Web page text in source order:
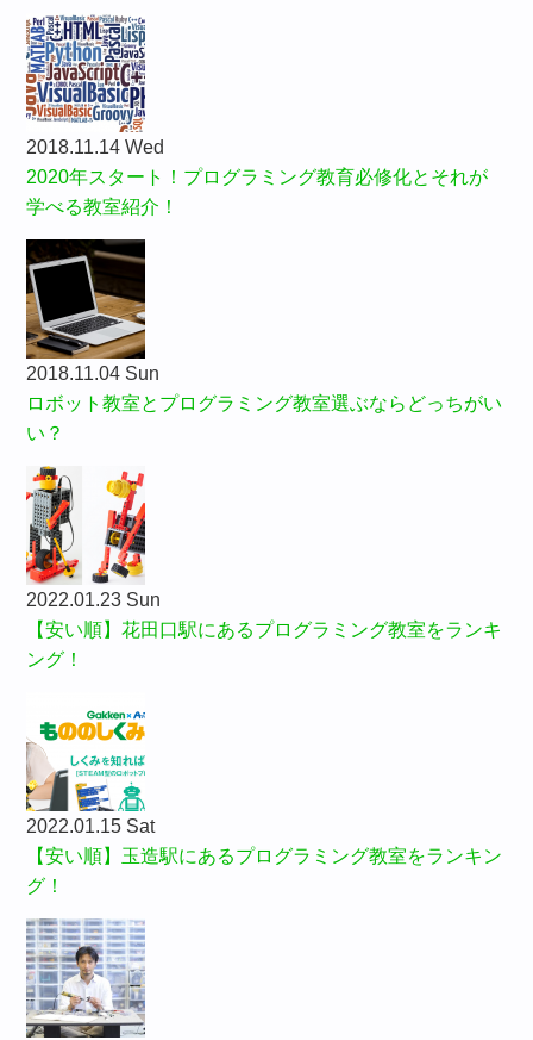
2018.11.14 Wed
2020年スタート！プログラミング教育必修化とそれが
学べる教室紹介！
2018.11.04 Sun
ロボット教室とプログラミング教室選ぶならどっちがい
い？
2022.01.23 Sun
【安い順】花田口駅にあるプログラミング教室をランキ
ング！
2022.01.15 Sat
【安い順】玉造駅にあるプログラミング教室をランキン
グ！